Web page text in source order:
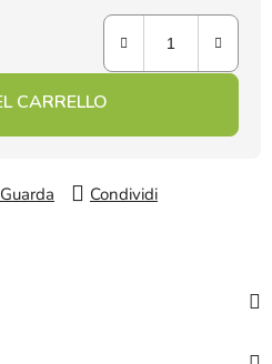
Guarda Condividi